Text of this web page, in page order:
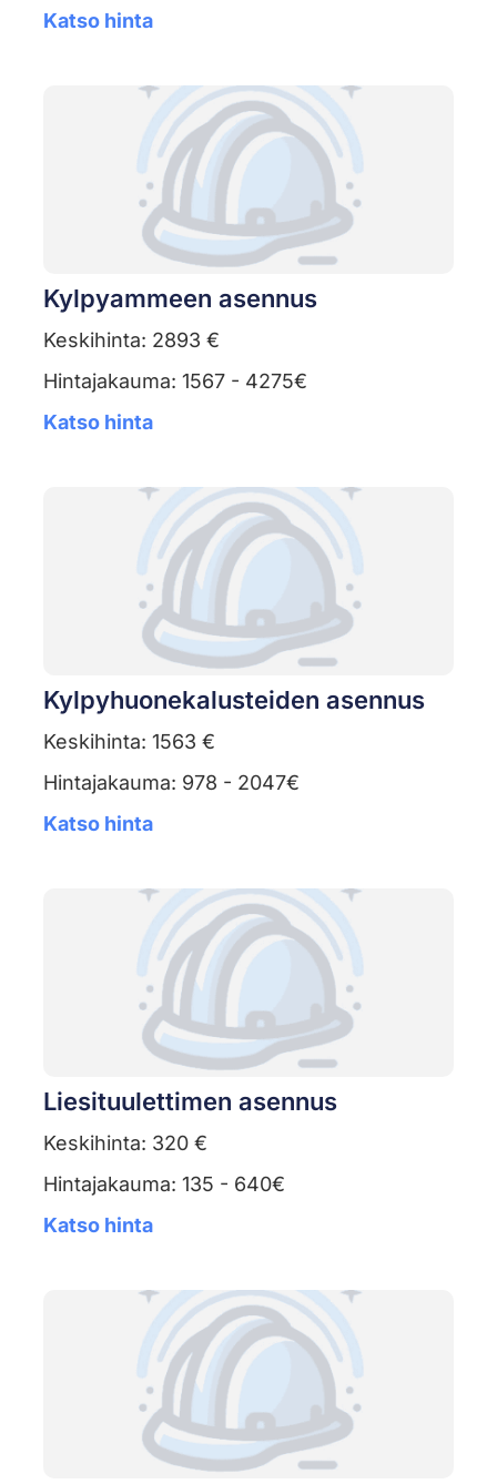
Katso hinta
Kylpyammeen asennus
Keskihinta: 2893 €
Hintajakauma: 1567 - 4275€
Katso hinta
Kylpyhuonekalusteiden asennus
Keskihinta: 1563 €
Hintajakauma: 978 - 2047€
Katso hinta
Liesituulettimen asennus
Keskihinta: 320 €
Hintajakauma: 135 - 640€
Katso hinta